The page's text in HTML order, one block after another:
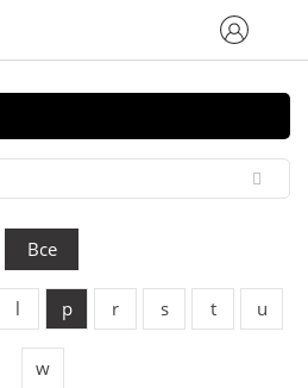
Все
l p r s t u
w